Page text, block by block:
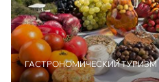
ГАСТРОНОМИЧЕСКИЙ ТУРИЗМ